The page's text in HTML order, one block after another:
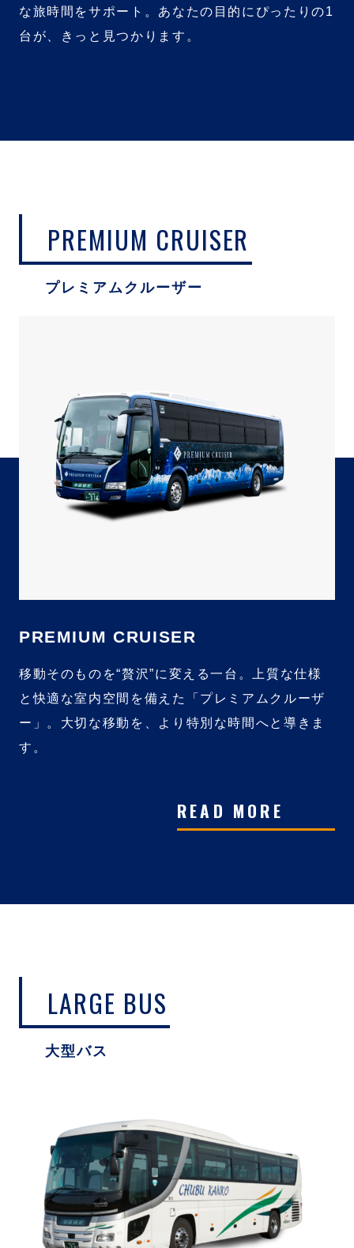
な旅時間をサポート。あなたの目的にぴったりの1
台が、きっと見つかります。
PREMIUM CRUISER
プレミアムクルーザー
PREMIUM CRUISER
移動そのものを“贅沢”に変える一台。上質な仕様
と快適な室内空間を備えた「プレミアムクルーザ
ー」。大切な移動を、より特別な時間へと導きま
す。
READ MORE
LARGE BUS
大型バス